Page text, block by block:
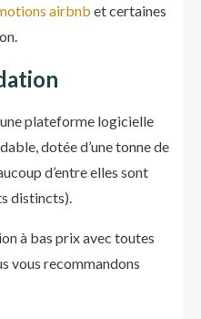
airbnb et certaines
une plateforme logicielle
dotée d’une tonne de
d’entre elles sont
distincts).
à bas prix avec toutes
vous recommandons